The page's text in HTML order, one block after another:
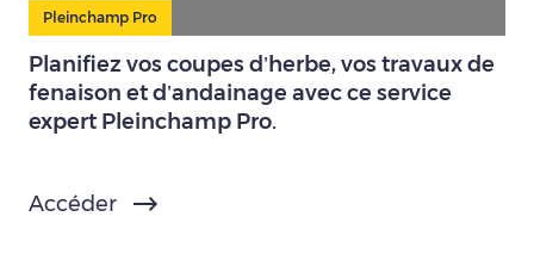
Pleinchamp Pro
Planifiez vos coupes d’herbe, vos travaux de
fenaison et d’andainage avec ce service
expert Pleinchamp Pro.
Accéder